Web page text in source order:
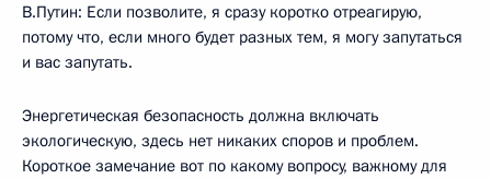
В.Путин: Если позволите, я сразу коротко отреагирую,
потому что, если много будет разных тем, я могу запутаться
и вас запутать.
Энергетическая безопасность должна включать
экологическую, здесь нет никаких споров и проблем.
Короткое замечание вот по какому вопросу, важному для